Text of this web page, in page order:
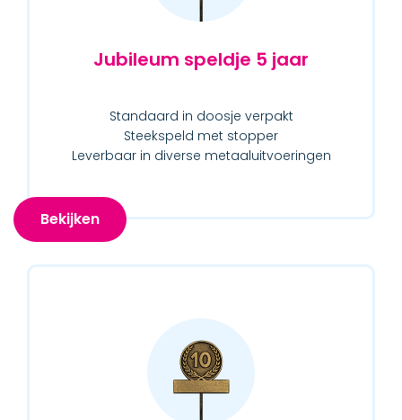
Jubileum speldje 5 jaar
Standaard in doosje verpakt
Steekspeld met stopper
Leverbaar in diverse metaaluitvoeringen
Bekijken